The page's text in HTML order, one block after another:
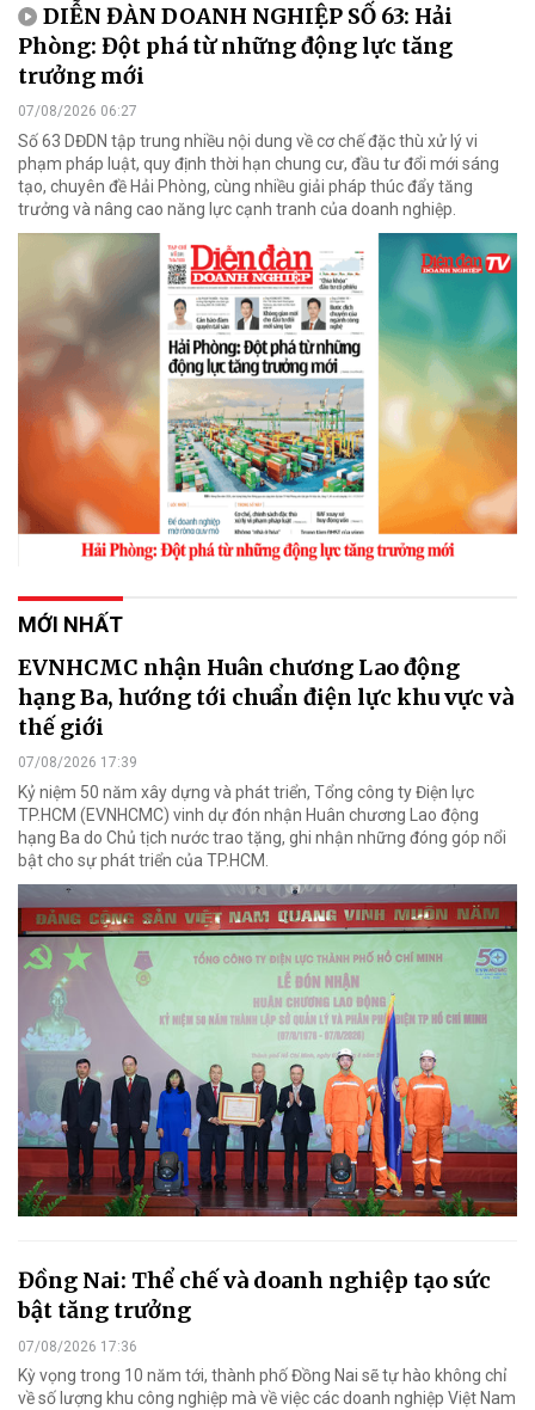
DIỄN ĐÀN DOANH NGHIỆP SỐ 63: Hải
Phòng: Đột phá từ những động lực tăng
trưởng mới
07/08/2026 06:27
Số 63 DĐDN tập trung nhiều nội dung về cơ chế đặc thù xử lý vi
phạm pháp luật, quy định thời hạn chung cư, đầu tư đổi mới sáng
tạo, chuyên đề Hải Phòng, cùng nhiều giải pháp thúc đẩy tăng
trưởng và nâng cao năng lực cạnh tranh của doanh nghiệp.
MỚI NHẤT
EVNHCMC nhận Huân chương Lao động
hạng Ba, hướng tới chuẩn điện lực khu vực và
thế giới
07/08/2026 17:39
Kỷ niệm 50 năm xây dựng và phát triển, Tổng công ty Điện lực
TP.HCM (EVNHCMC) vinh dự đón nhận Huân chương Lao động
hạng Ba do Chủ tịch nước trao tặng, ghi nhận những đóng góp nổi
bật cho sự phát triển của TP.HCM.
Đồng Nai: Thể chế và doanh nghiệp tạo sức
bật tăng trưởng
07/08/2026 17:36
Kỳ vọng trong 10 năm tới, thành phố Đồng Nai sẽ tự hào không chỉ
về số lượng khu công nghiệp mà về việc các doanh nghiệp Việt Nam